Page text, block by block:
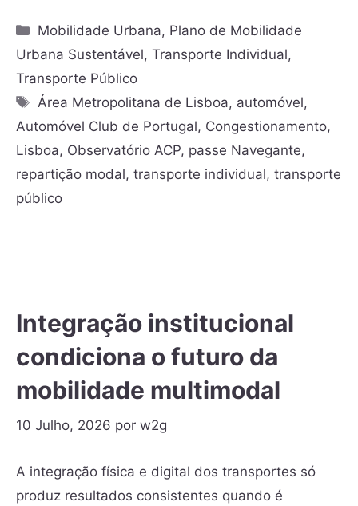
Mobilidade Urbana, Plano de Mobilidade
Urbana Sustentável, Transporte Individual,
Transporte Público
Área Metropolitana de Lisboa, automóvel,
Automóvel Club de Portugal, Congestionamento,
Lisboa, Observatório ACP, passe Navegante,
repartição modal, transporte individual, transporte
público
Integração institucional
condiciona o futuro da
mobilidade multimodal
10 Julho, 2026 por w2g
A integração física e digital dos transportes só
produz resultados consistentes quando é